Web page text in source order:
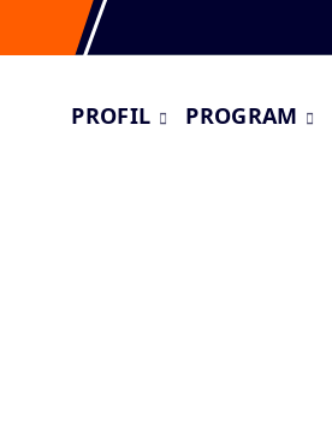
PROFIL PROGRAM